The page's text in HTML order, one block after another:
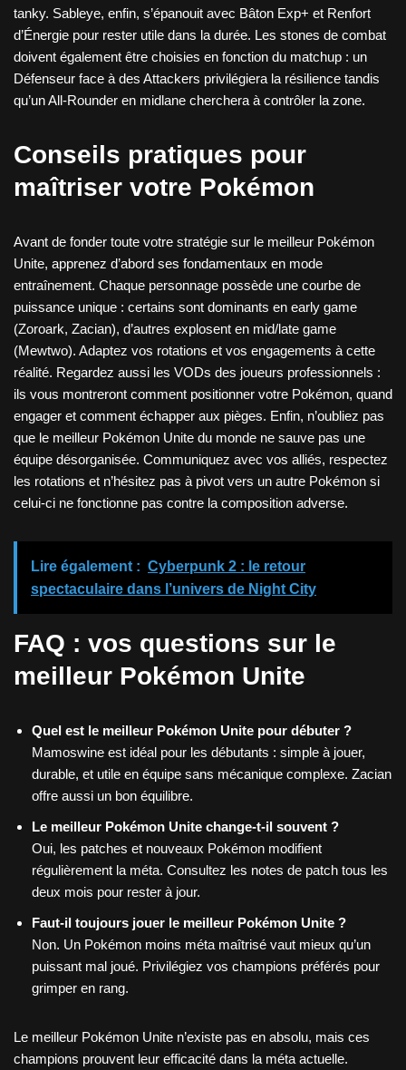
tanky. Sableye, enfin, s’épanouit avec Bâton Exp+ et Renfort
d’Énergie pour rester utile dans la durée. Les stones de combat
doivent également être choisies en fonction du matchup : un
Défenseur face à des Attackers privilégiera la résilience tandis
qu’un All-Rounder en midlane cherchera à contrôler la zone.
Conseils pratiques pour
maîtriser votre Pokémon
Avant de fonder toute votre stratégie sur le meilleur Pokémon
Unite, apprenez d’abord ses fondamentaux en mode
entraînement. Chaque personnage possède une courbe de
puissance unique : certains sont dominants en early game
(Zoroark, Zacian), d’autres explosent en mid/late game
(Mewtwo). Adaptez vos rotations et vos engagements à cette
réalité. Regardez aussi les VODs des joueurs professionnels :
ils vous montreront comment positionner votre Pokémon, quand
engager et comment échapper aux pièges. Enfin, n’oubliez pas
que le meilleur Pokémon Unite du monde ne sauve pas une
équipe désorganisée. Communiquez avec vos alliés, respectez
les rotations et n’hésitez pas à pivot vers un autre Pokémon si
celui-ci ne fonctionne pas contre la composition adverse.
Lire également : Cyberpunk 2 : le retour
spectaculaire dans l’univers de Night City
FAQ : vos questions sur le
meilleur Pokémon Unite
Quel est le meilleur Pokémon Unite pour débuter ?
Mamoswine est idéal pour les débutants : simple à jouer,
durable, et utile en équipe sans mécanique complexe. Zacian
offre aussi un bon équilibre.
Le meilleur Pokémon Unite change-t-il souvent ?
Oui, les patches et nouveaux Pokémon modifient
régulièrement la méta. Consultez les notes de patch tous les
deux mois pour rester à jour.
Faut-il toujours jouer le meilleur Pokémon Unite ?
Non. Un Pokémon moins méta maîtrisé vaut mieux qu’un
puissant mal joué. Privilégiez vos champions préférés pour
grimper en rang.
Le meilleur Pokémon Unite n’existe pas en absolu, mais ces
champions prouvent leur efficacité dans la méta actuelle.